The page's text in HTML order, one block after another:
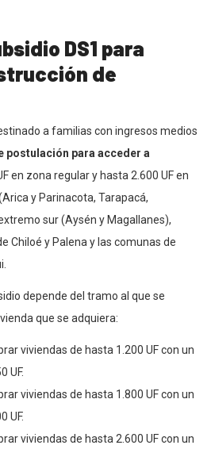
DS1 para
de
a familias con ingresos medios
postulación para acceder a
en zona regular y hasta 2.600 UF en
y Parinacota, Tarapacá,
sur (Aysén y Magallanes),
Chiloé y Palena y las comunas de
depende del tramo al que se
que se adquiera:
viviendas de hasta 1.200 UF con un
UF.
viviendas de hasta 1.800 UF con un
UF.
viviendas de hasta 2.600 UF con un